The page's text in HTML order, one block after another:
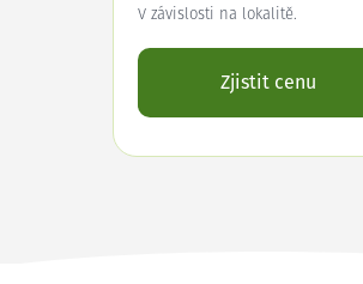
V závislosti na lokalitě.
Zjistit cenu